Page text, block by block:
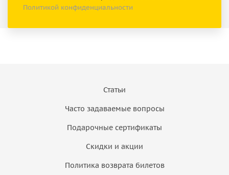
Политикой конфиденциальности
Статьи
Часто задаваемые вопросы
Подарочные сертификаты
Скидки и акции
Политика возврата билетов